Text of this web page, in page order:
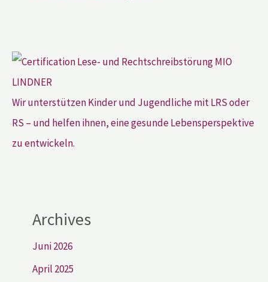
Wir unterstützen Kinder und Jugendliche mit LRS oder
RS – und helfen ihnen, eine gesunde Lebensperspektive
zu entwickeln.
Archives
Juni 2026
April 2025